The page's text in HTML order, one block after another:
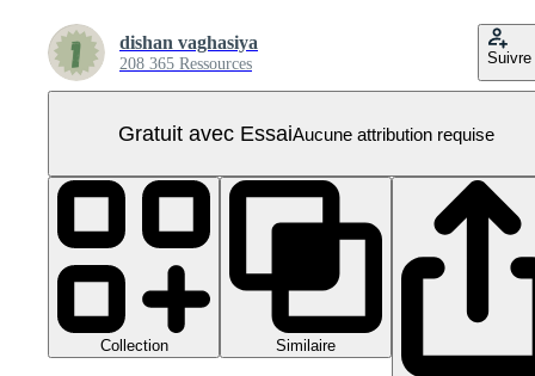
dishan vaghasiya
208 365 Ressources Suivre
Gratuit avec EssaiAucune attribution requise
Collection Similaire